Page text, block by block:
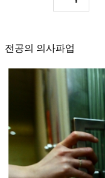
전공의 의사파업